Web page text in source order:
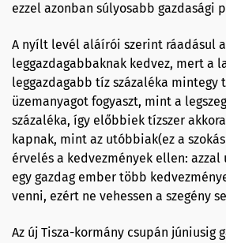
ezzel azonban súlyosabb gazdasági
A nyílt levél aláírói szerint ráadásul
leggazdagabbaknak kedvez, mert a
leggazdagabb tíz százaléka mintegy
üzemanyagot fogyaszt, mint a
százaléka, így előbbiek tízszer
kapnak, mint az utóbbiak(ez a
érvelés a kedvezmények ellen:
egy gazdag ember több
venni, ezért ne vehessen a szegény
Az új Tisza-kormány csupán júniusig